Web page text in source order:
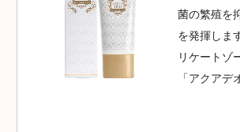
菌の繁殖を
を発揮しま
リケートゾ
「アクアデ